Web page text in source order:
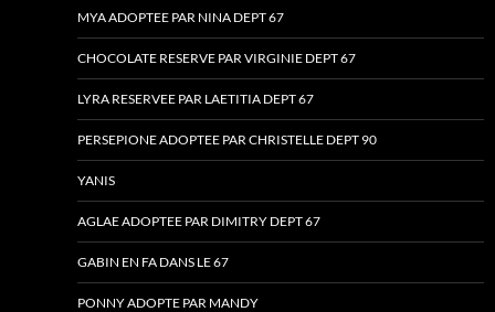
MYA ADOPTEE PAR NINA DEPT 67
CHOCOLATE RESERVE PAR VIRGINIE DEPT 67
LYRA RESERVEE PAR LAETITIA DEPT 67
PERSEPIONE ADOPTEE PAR CHRISTELLE DEPT 90
YANIS
AGLAE ADOPTEE PAR DIMITRY DEPT 67
GABIN EN FA DANS LE 67
PONNY ADOPTE PAR MANDY